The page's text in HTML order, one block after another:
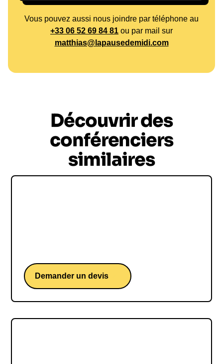
Vous pouvez aussi nous joindre par téléphone au
+33 06 52 69 84 81 ou par mail sur
matthias@lapausedemidi.com
Découvrir des
conférenciers
similaires
Demander un devis